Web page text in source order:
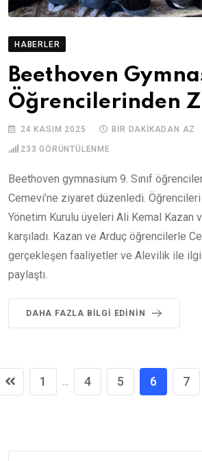
HABERLER
Beethoven
Öğrencilerinden
24 KASIM 2025 BIR DAKIKADAN AZ
233 GÖRÜNTÜLENME
Beethoven gymnasium 9. Sınıf
Cemevi’ne ziyaret düzenledi.
Yönetim Kurulu üyeleri Ali Kemal Kazan
karşıladı. Kazan ve Arduç öğrencilerle
gerçekleşen faaliyetler ve Alevilik ile
paylaştı.
DAHA FAZLA BILGI EDININ
1 4 5 6 7